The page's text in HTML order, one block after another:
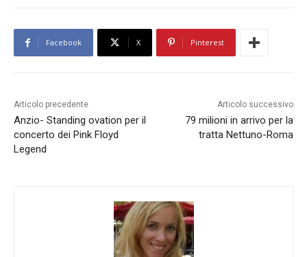
Facebook X Pinterest
Articolo precedente
Anzio- Standing ovation per il
concerto dei Pink Floyd
Legend
Articolo successivo
79 milioni in arrivo per la
tratta Nettuno-Roma